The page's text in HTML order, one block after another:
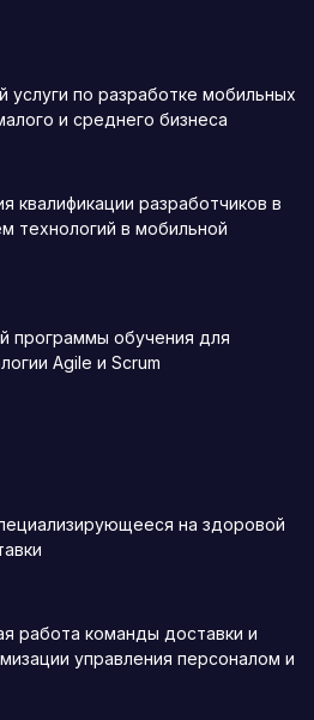
услуги по разработке мобильных
и среднего бизнеса
разработчиков в
технологий в мобильной
программы обучения для
Agile и Scrum
на здоровой
работа команды доставки и
управления персоналом и